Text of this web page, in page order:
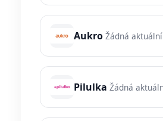
Aukro Žádná
Pilulka Žádná